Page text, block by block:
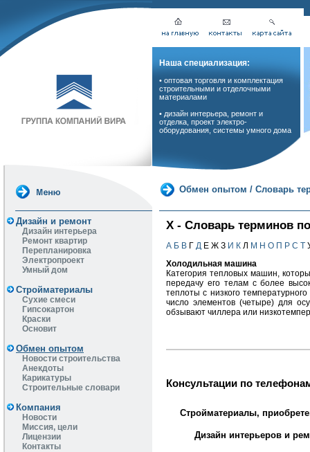
Наша специализация:
• оптовая торговля и комплектация
строительными и отделочными
материалами
• дизайн интерьера, ремонт и
отделка, проект электро-
оборудования, системы умного дома
Дизайн и ремонт
Дизайн интерьера
Ремонт квартир
Перепланировка
Электропроект
Умный дом
Стройматериалы
Сухие смеси
Гипсокартон
Краски
Основит
Обмен опытом
Новости строительства
Анекдоты
Карикатуры
Строительные словари
Компания
Новости
Миссия, цели
Лицензии
Контакты
Обмен опытом / Словарь
Х - Словарь терминов
А Б В Г Д Е Ж З И К Л М Н О П Р С Т
Холодильная машина
Категория тепловых машин,
передачу его телам с более
теплоты с низкого
число элементов (четыре) для
обзывают чиллера или
Консультации по
Стройматериалы,
Дизайн интерьеров и